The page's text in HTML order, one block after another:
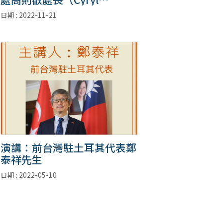
Kozaczewski Director）
(111.11.28更新)
日期 : 2022-11-21
演講：前台灣駐土耳其代表鄭
泰祥先生
日期 : 2022-05-10